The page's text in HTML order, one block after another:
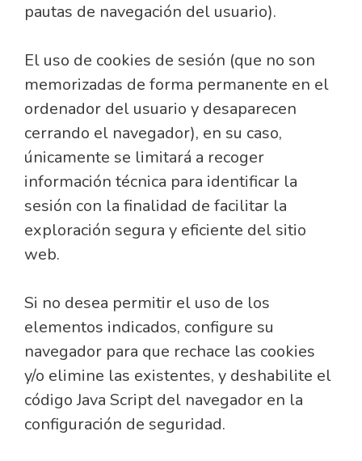
pautas de navegación del usuario).
El uso de cookies de sesión (que no son
memorizadas de forma permanente en el
ordenador del usuario y desaparecen
cerrando el navegador), en su caso,
únicamente se limitará a recoger
información técnica para identificar la
sesión con la finalidad de facilitar la
exploración segura y eficiente del sitio
web.
Si no desea permitir el uso de los
elementos indicados, configure su
navegador para que rechace las cookies
y/o elimine las existentes, y deshabilite el
código Java Script del navegador en la
configuración de seguridad.